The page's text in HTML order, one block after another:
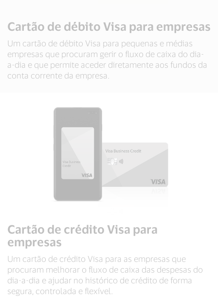
Cartão de débito Visa para empresas
Um cartão de débito Visa para pequenas e médias
empresas que procuram gerir o fluxo de caixa do dia-
a-dia e que permite aceder diretamente aos fundos da
conta corrente da empresa.
Cartão de crédito Visa para
empresas
Um cartão de crédito Visa para as empresas que
procuram melhorar o fluxo de caixa das despesas do
dia-a-dia e ajudar no histórico de crédito de forma
segura, controlada e flexível.